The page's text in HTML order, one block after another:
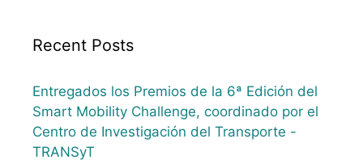
Recent Posts
Entregados los Premios de la 6ª Edición del
Smart Mobility Challenge, coordinado por el
Centro de Investigación del Transporte -
TRANSyT